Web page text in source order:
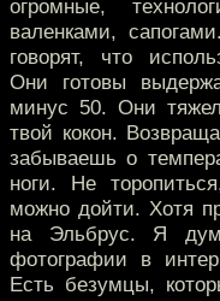
огромные,
валенками,
говорят, что
Они готовы
минус 50. Они
твой кокон.
забываешь о
ноги. Не
можно дойти. Хотя
на Эльбрус. Я
фотографии в
Есть безумцы,